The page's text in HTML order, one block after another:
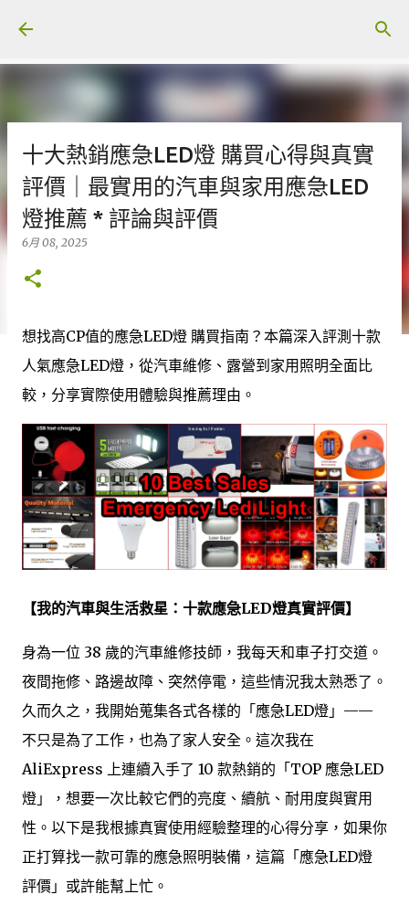
十大熱銷應急LED燈 購買心得與真實
評價｜最實用的汽車與家用應急LED
燈推薦 * 評論與評價
6月 08, 2025
想找高CP值的應急LED燈 購買指南？本篇深入評測十款
人氣應急LED燈，從汽車維修、露營到家用照明全面比
較，分享實際使用體驗與推薦理由。
【我的汽車與生活救星：十款應急LED燈真實評價】
身為一位 38 歲的汽車維修技師，我每天和車子打交道。
夜間拖修、路邊故障、突然停電，這些情況我太熟悉了。
久而久之，我開始蒐集各式各樣的「應急LED燈」——
不只是為了工作，也為了家人安全。這次我在
AliExpress 上連續入手了 10 款熱銷的「TOP 應急LED
燈」，想要一次比較它們的亮度、續航、耐用度與實用
性。以下是我根據真實使用經驗整理的心得分享，如果你
正打算找一款可靠的應急照明裝備，這篇「應急LED燈
評價」或許能幫上忙。